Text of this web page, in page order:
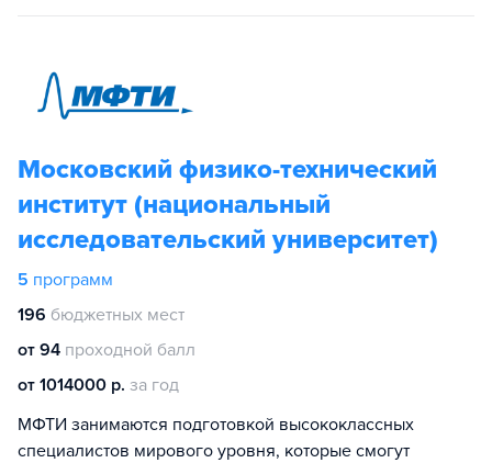
Московский физико-технический
институт (национальный
исследовательский университет)
5 программ
196 бюджетных мест
от 94 проходной балл
от 1014000 р. за год
МФТИ занимаются подготовкой высококлассных
специалистов мирового уровня, которые смогут